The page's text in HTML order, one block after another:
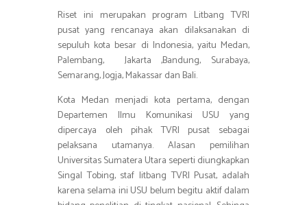
Riset ini merupakan program Litbang TVRI
pusat yang rencanaya akan dilaksanakan di
sepuluh kota besar di Indonesia, yaitu Medan,
Palembang, Jakarta ,Bandung, Surabaya,
Semarang, Jogja, Makassar dan Bali.
Kota Medan menjadi kota pertama, dengan
Departemen Ilmu Komunikasi USU yang
dipercaya oleh pihak TVRI pusat sebagai
pelaksana utamanya. Alasan pemilihan
Universitas Sumatera Utara seperti diungkapkan
Singal Tobing, staf litbang TVRI Pusat, adalah
karena selama ini USU belum begitu aktif dalam